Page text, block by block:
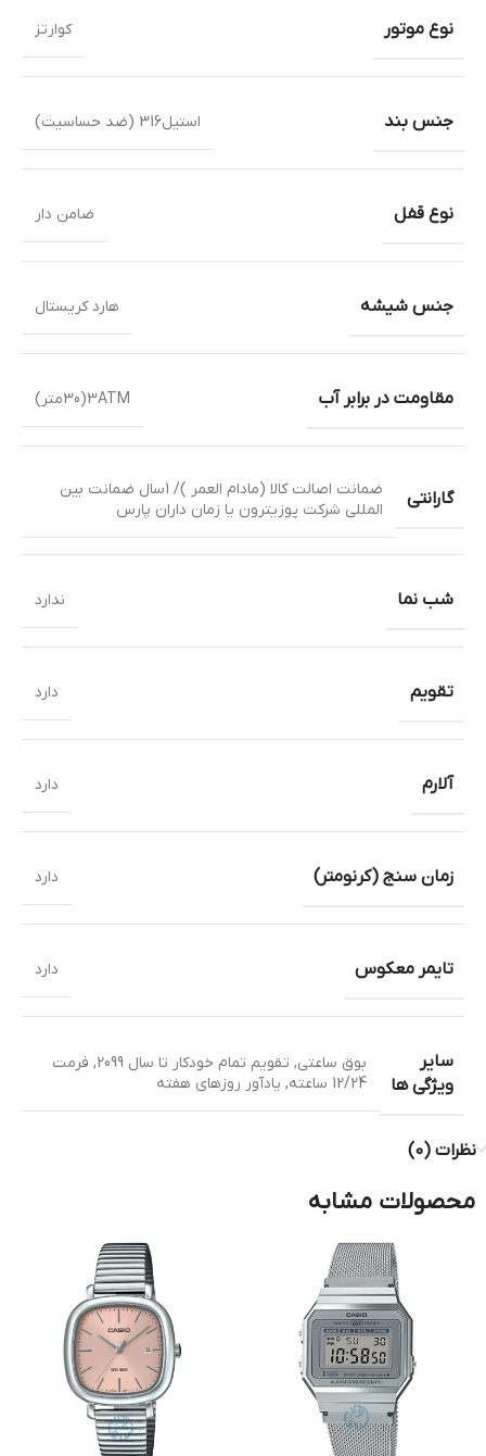
نوع موتور کوارتز
جنس بند استیل316 (ضد حساسیت)
نوع قفل ضامن دار
جنس شیشه هارد کریستال
مقاومت در برابر آب 3ATM(30متر)
گارانتی
ضمانت اصالت کالا (مادام العمر )/ 1سال ضمانت بین
المللی شرکت پوزیترون یا زمان داران پارس
شب نما ندارد
تقویم دارد
آلارم دارد
زمان سنج (کرنومتر) دارد
تایمر معکوس دارد
سایر
ویژگی ها
بوق ساعتی, تقویم تمام خودکار تا سال 2099 , فرمت
12/24 ساعته
, یادآور روزهای هفته
نظرات (0)
محصولات مشابه